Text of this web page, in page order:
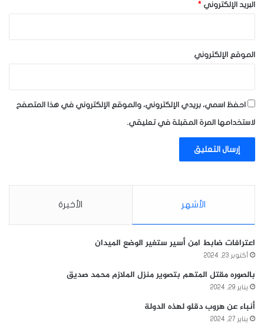
البريد الإلكتروني *
الموقع الإلكتروني
احفظ اسمي، بريدي الإلكتروني، والموقع الإلكتروني في هذا المتصفح
لاستخدامها المرة المقبلة في تعليقي.
الأشهر الأخيرة
اعترافات ضابط امن أسير ستغير الوضع الميدان
أكتوبر 23, 2024
بالصوره مقتل المتهم بتصوير منزل الملازم محمد صديق
يناير 29, 2024
أنباء عن هروب دقلو لهذه الدولة
يناير 27, 2024